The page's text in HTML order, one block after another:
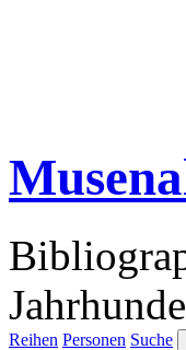
Reihen Personen Suche